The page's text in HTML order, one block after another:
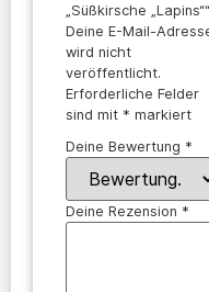
„Süßkirsche „Lapins““
Deine E-Mail-
wird nicht
veröffentlicht.
Erforderliche Felder
sind mit * markiert
Deine Bewertung *
Deine Rezension *